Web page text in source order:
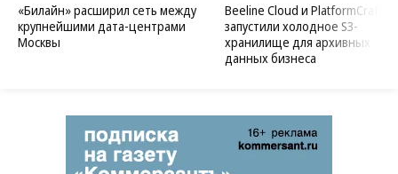
«Билайн» расширил сеть между
крупнейшими дата-центрами
Москвы
Beeline Cloud и PlatformCraft
запустили холодное S3-
хранилище для архивных
данных бизнеса